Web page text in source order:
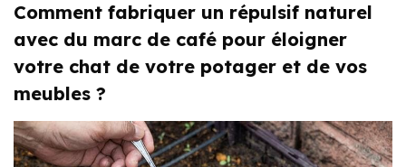
Comment fabriquer un répulsif naturel
avec du marc de café pour éloigner
votre chat de votre potager et de vos
meubles ?